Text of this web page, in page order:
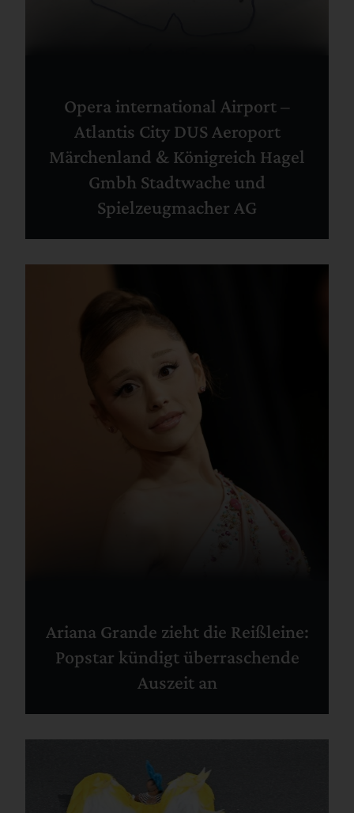
Opera international Airport –
Atlantis City DUS Aeroport
Märchenland & Königreich Hagel
Gmbh Stadtwache und
Spielzeugmacher AG
Ariana Grande zieht die Reißleine:
Popstar kündigt überraschende
Auszeit an